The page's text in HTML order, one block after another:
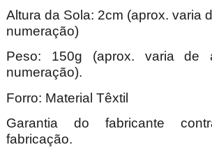
Altura da Sola: 2cm (aprox. varia
numeração)
Peso: 150g (aprox. varia de
numeração).
Forro: Material Têxtil
Garantia do fabricante
fabricação.